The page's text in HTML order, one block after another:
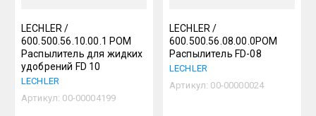
LECHLER /
600.500.56.10.00.1 РОМ
Распылитель для жидких
удобрений FD 10
LECHLER
Артикул: 00-00004199
LECHLER /
600.500.56.08.00.0POM
Распылитель FD-08
LECHLER
Артикул: 00-00000024